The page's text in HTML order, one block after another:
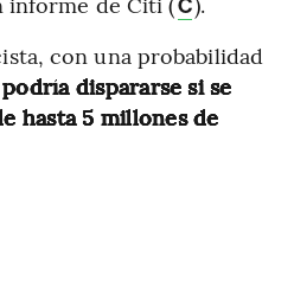
C
con una probabilidad
dispararse si se
hasta 5 millones de